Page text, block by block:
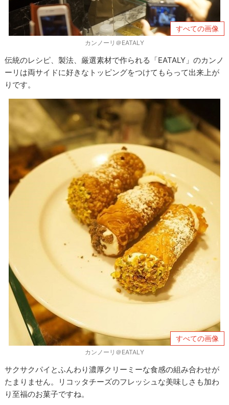
すべての画像
カンノーリ＠EATALY
伝統のレシピ、製法、厳選素材で作られる「EATALY」のカンノ
ーリは両サイドに好きなトッピングをつけてもらって出来上が
りです。
すべての画像
カンノーリ＠EATALY
サクサクパイとふんわり濃厚クリーミーな食感の組み合わせが
たまりません。リコッタチーズのフレッシュな美味しさも加わ
り至福のお菓子ですね。